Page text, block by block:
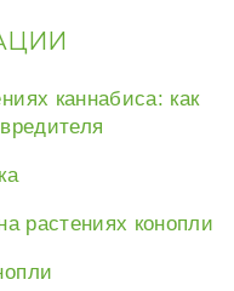
каннабиса: как
растениях конопли